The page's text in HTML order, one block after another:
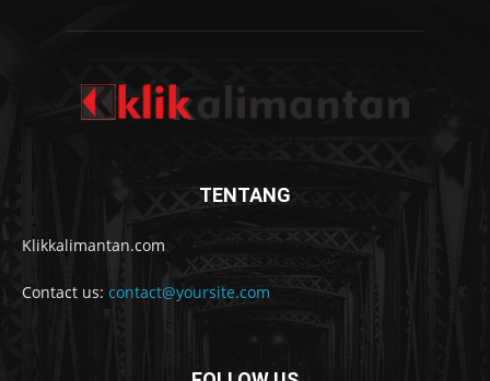
TENTANG
Klikkalimantan.com
Contact us: contact@yoursite.com